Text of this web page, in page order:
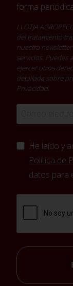
forma
LLOTJA
del tratamiento
nuestra
servicios. Puedes
ejercer otros
detallada sobre
Privacidad.
He leído y
Política de
datos para